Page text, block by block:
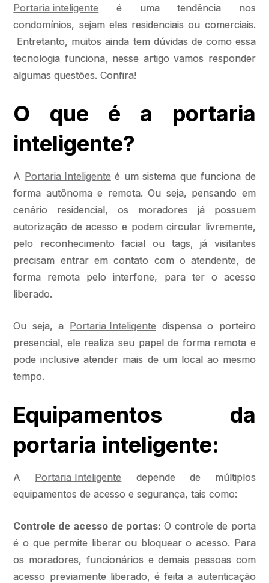
Portaria inteligente é uma tendência nos
condomínios, sejam eles residenciais ou comerciais.
Entretanto, muitos ainda tem dúvidas de como essa
tecnologia funciona, nesse artigo vamos responder
algumas questões. Confira!
O que é a portaria
inteligente?
A Portaria Inteligenteé um sistema que funciona de
forma autônoma e remota. Ou seja, pensando em
cenário residencial, os moradores já possuem
autorização de acesso e podem circular livremente,
pelo reconhecimento facial ou tags, já visitantes
precisam entrar em contato com o atendente, de
forma remota pelo interfone, para ter o acesso
liberado.
Ou seja, a Portaria Inteligente dispensa o porteiro
presencial, ele realiza seu papel de forma remota e
pode inclusive atender mais de um local ao mesmo
tempo.
Equipamentos da
portaria inteligente:
A Portaria Inteligente depende de múltiplos
equipamentos de acesso e segurança, tais como:
Controle de acesso de portas: O controle de porta
é o que permite liberar ou bloquear o acesso. Para
os moradores, funcionários e demais pessoas com
acesso previamente liberado, é feita a autenticação